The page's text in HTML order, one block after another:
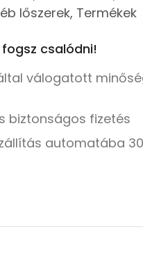
lőszerek, Termékek
csalódni!
válogatott
biztonságos fizetés
automatába